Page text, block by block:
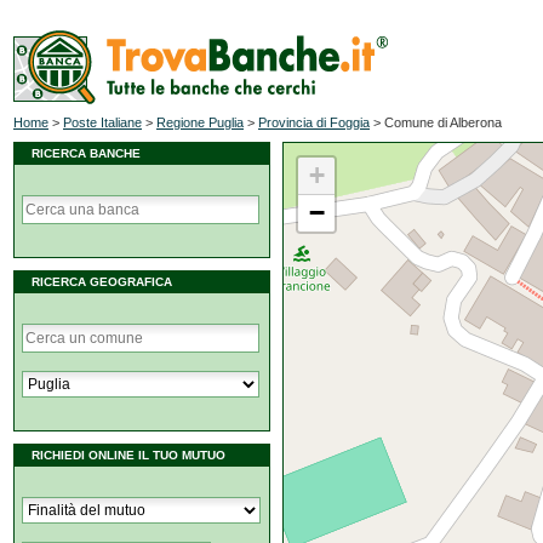
Home > Poste Italiane > Regione Puglia > Provincia di Foggia > Comune di Alberona
RICERCA BANCHE
RICERCA GEOGRAFICA
RICHIEDI ONLINE IL TUO MUTUO
+
−